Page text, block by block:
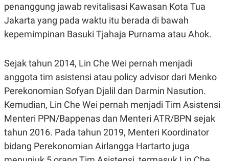
T
N
A
C
E
M
Y
S
S
R
E
L
S
E
.
I
A
N
G
G
A
I
N
E
R
J
penanggung jawab revitalisasi Kawasan Kota Tua
Jakarta yang pada waktu itu berada di bawah
kepemimpinan Basuki Tjahaja Purnama atau Ahok.
Sejak tahun 2014, Lin Che Wei pernah menjadi
anggota tim asistensi atau policy advisor dari Menko
Perekonomian Sofyan Djalil dan Darmin Nasution.
Kemudian, Lin Che Wei pernah menjadi Tim Asistensi
Menteri PPN/Bappenas dan Menteri ATR/BPN sejak
tahun 2016. Pada tahun 2019, Menteri Koordinator
bidang Perekonomian Airlangga Hartarto juga